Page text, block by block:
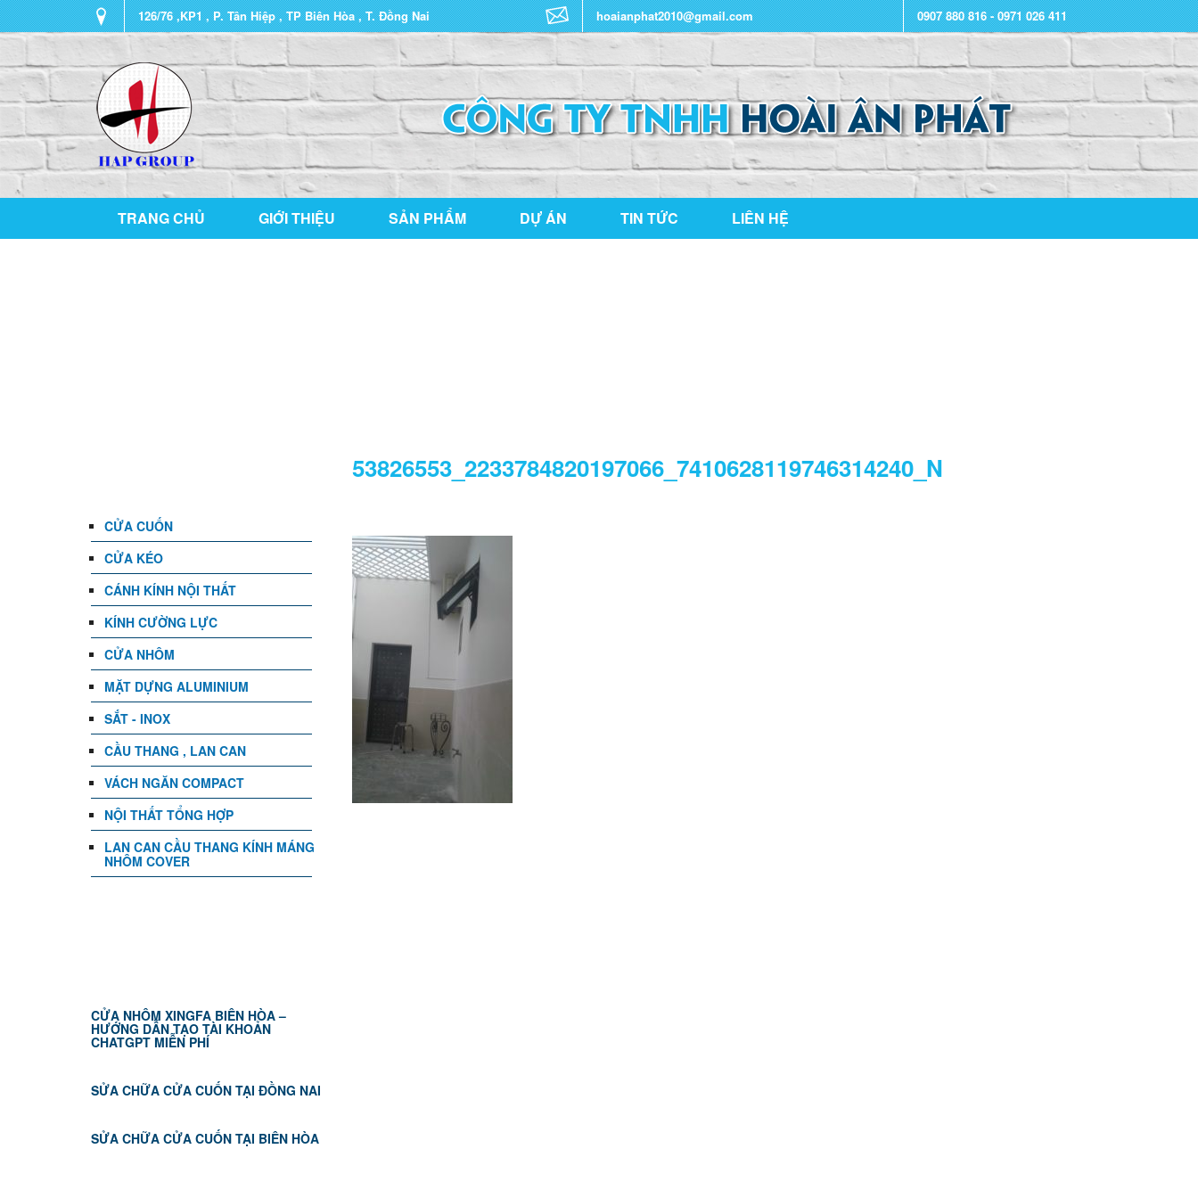
126/76 ,KP1 , P. Tân Hiệp , TP Biên Hòa , T. Đồng Nai hoaianphat2010@gmail.com 0907 880 816 - 0971 026 411
TRANG CHỦ GIỚI THIỆU SẢN PHẨM DỰ ÁN TIN TỨC LIÊN HỆ
53826553_2233784820197066_7410628119746314240_N
CỬA CUỐN
CỬA KÉO
CÁNH KÍNH NỘI THẤT
KÍNH CƯỜNG LỰC
CỬA NHÔM
MẶT DỰNG ALUMINIUM
SẮT - INOX
CẦU THANG , LAN CAN
VÁCH NGĂN COMPACT
NỘI THẤT TỔNG HỢP
LAN CAN CẦU THANG KÍNH MÁNG
NHÔM COVER
CỬA NHÔM XINGFA BIÊN HÒA –
HƯỚNG DẪN TẠO TÀI KHOẢN
CHATGPT MIỄN PHÍ
SỬA CHỮA CỬA CUỐN TẠI ĐỒNG NAI
SỬA CHỮA CỬA CUỐN TẠI BIÊN HÒA